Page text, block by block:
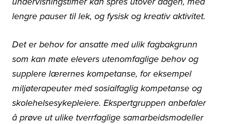
lengre pauser til lek, og fysisk og kreativ aktivitet.
Det er behov for ansatte med ulik fagbakgrunn
som kan møte elevers utenomfaglige behov og
supplere lærernes kompetanse, for eksempel
miljøterapeuter med sosialfaglig kompetanse og
skolehelsesykepleiere. Ekspertgruppen anbefaler
å prøve ut ulike tverrfaglige samarbeidsmodeller